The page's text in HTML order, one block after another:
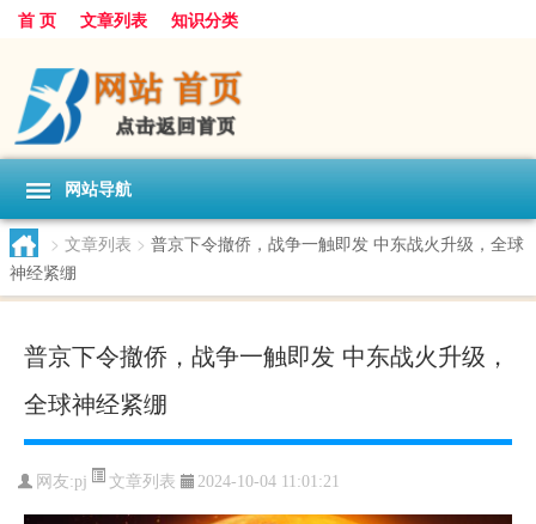
首 页 文章列表 知识分类
网站导航
> 文章列表 > 普京下令撤侨，战争一触即发 中东战火升级，全球
神经紧绷
普京下令撤侨，战争一触即发 中东战火升级，
全球神经紧绷
网友:pj 文章列表 2024-10-04 11:01:21